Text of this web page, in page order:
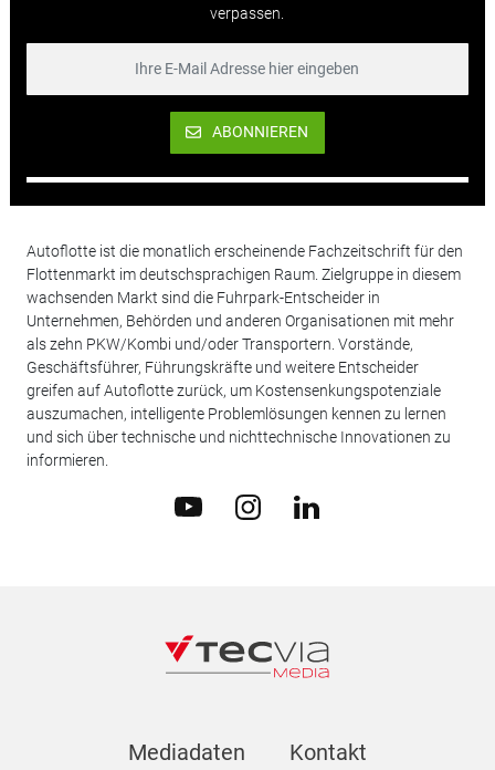
verpassen.
ABONNIEREN
Autoflotte ist die monatlich erscheinende Fachzeitschrift für den
Flottenmarkt im deutschsprachigen Raum. Zielgruppe in diesem
wachsenden Markt sind die Fuhrpark-Entscheider in
Unternehmen, Behörden und anderen Organisationen mit mehr
als zehn PKW/Kombi und/oder Transportern. Vorstände,
Geschäftsführer, Führungskräfte und weitere Entscheider
greifen auf Autoflotte zurück, um Kostensenkungspotenziale
auszumachen, intelligente Problemlösungen kennen zu lernen
und sich über technische und nichttechnische Innovationen zu
informieren.
Mediadaten Kontakt